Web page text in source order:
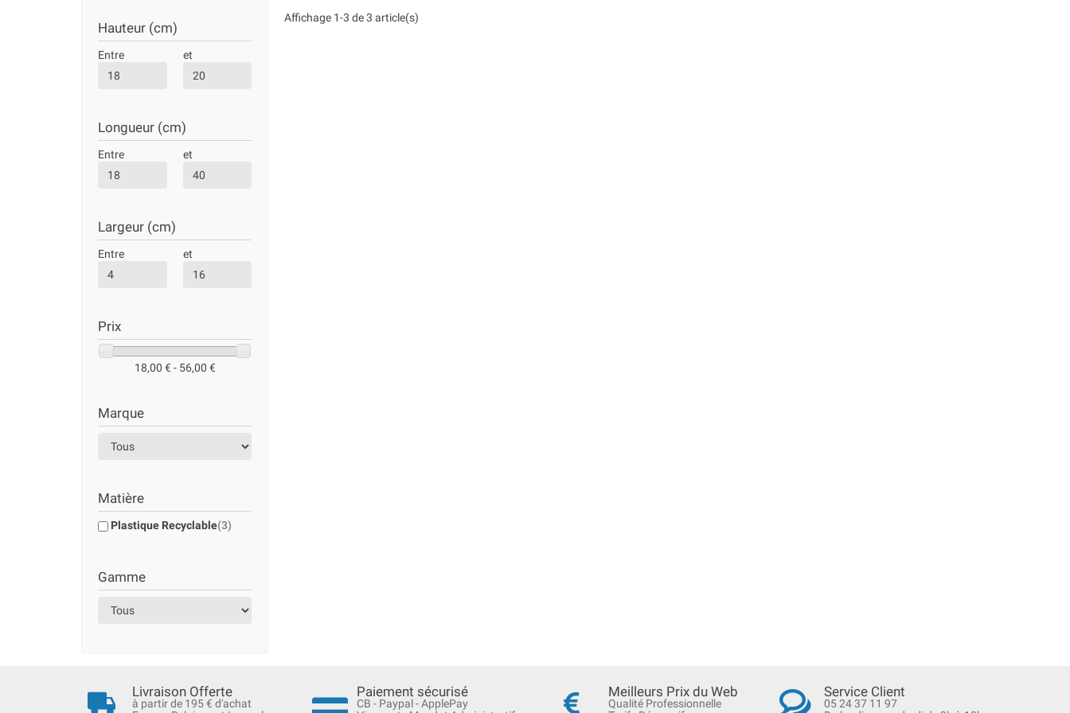
Hauteur (cm)
Entre et
Longueur (cm)
Entre et
Largeur (cm)
Entre et
Prix
18,00 € - 56,00 €
Marque
Matière
Plastique Recyclable(3)
Gamme
Affichage 1-3 de 3 article(s)
Livraison Offerte
à partir de 195 € d'achat
Paiement sécurisé
CB - Paypal - ApplePay
Meilleurs Prix du Web
Qualité Professionnelle
Service Client
05 24 37 11 97